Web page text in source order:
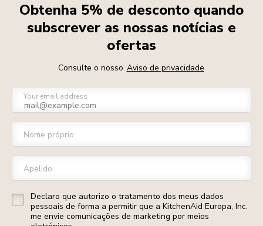
Obtenha 5% de desconto quando
subscrever as nossas notícias e
ofertas
Consulte o nosso Aviso de privacidade
Your email address
Nome próprio
Apelido
Declaro que autorizo o tratamento dos meus dados
pessoais de forma a permitir que a KitchenAid Europa, Inc.
me envie comunicações de marketing por meios